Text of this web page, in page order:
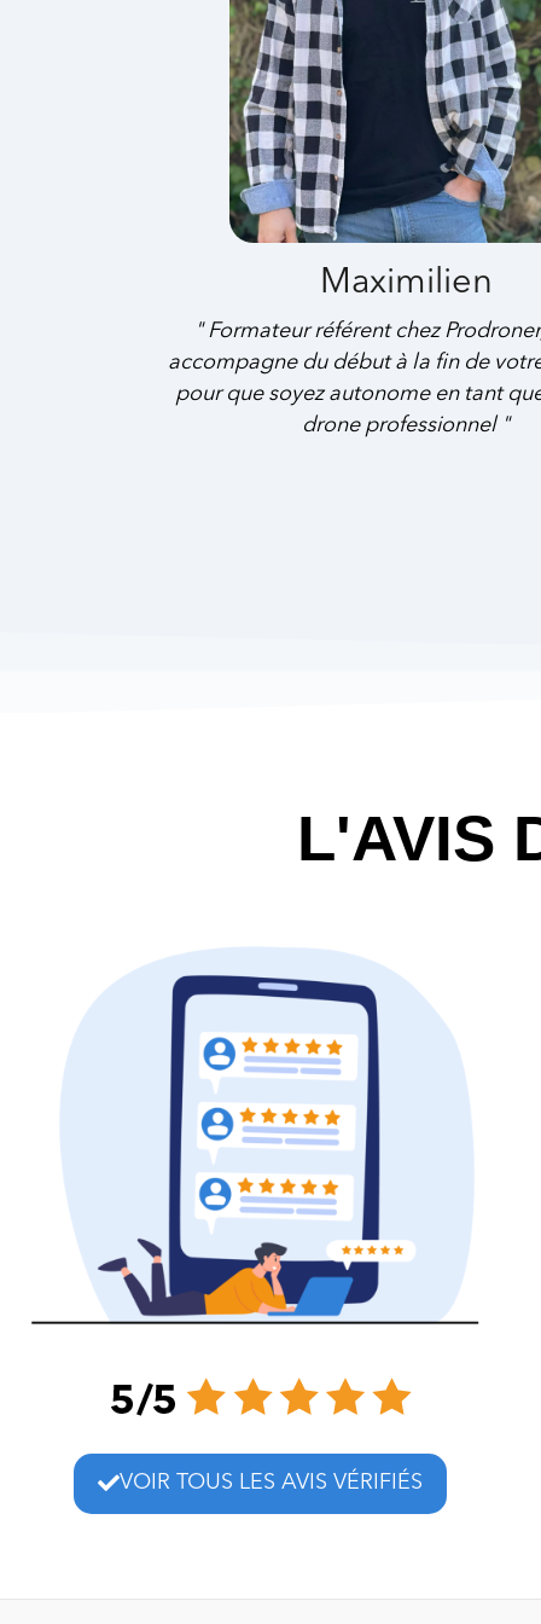
Maximilien
" Formateur référent chez
accompagne du début à la fin de
pour que soyez autonome en tant
drone professionnel "
L'AVIS
VOIR TOUS LES AVIS VÉRIFIÉS